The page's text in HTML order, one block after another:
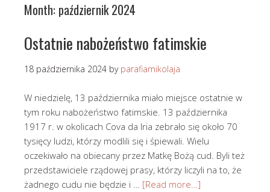
Month: październik 2024
Ostatnie nabożeństwo fatimskie
18 października 2024 by parafiamikolaja
W niedzielę, 13 października miało miejsce ostatnie w
tym roku nabożeństwo fatimskie. 13 października
1917 r. w okolicach Cova da Iria zebrało się około 70
tysięcy ludzi, którzy modlili się i śpiewali. Wielu
oczekiwało na obiecany przez Matkę Bożą cud. Byli też
przedstawiciele rządowej prasy, którzy liczyli na to, że
żadnego cudu nie będzie i … [Read more…]